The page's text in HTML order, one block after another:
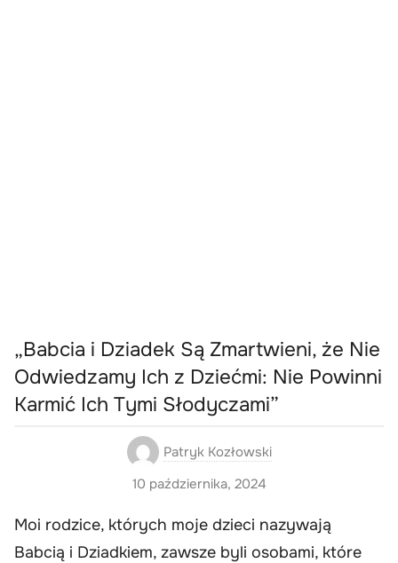
„Babcia i Dziadek Są Zmartwieni, że Nie
Odwiedzamy Ich z Dziećmi: Nie Powinni
Karmić Ich Tymi Słodyczami”
Patryk Kozłowski
10 października, 2024
Moi rodzice, których moje dzieci nazywają
Babcią i Dziadkiem, zawsze byli osobami, które